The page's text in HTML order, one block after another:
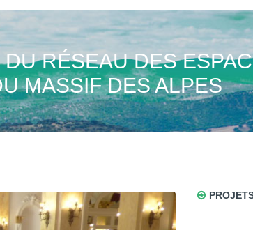
RÉSEAU DES
MASSIF DES ALPES